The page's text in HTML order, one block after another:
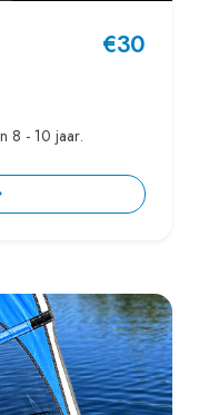
€30
8 - 10 jaar.